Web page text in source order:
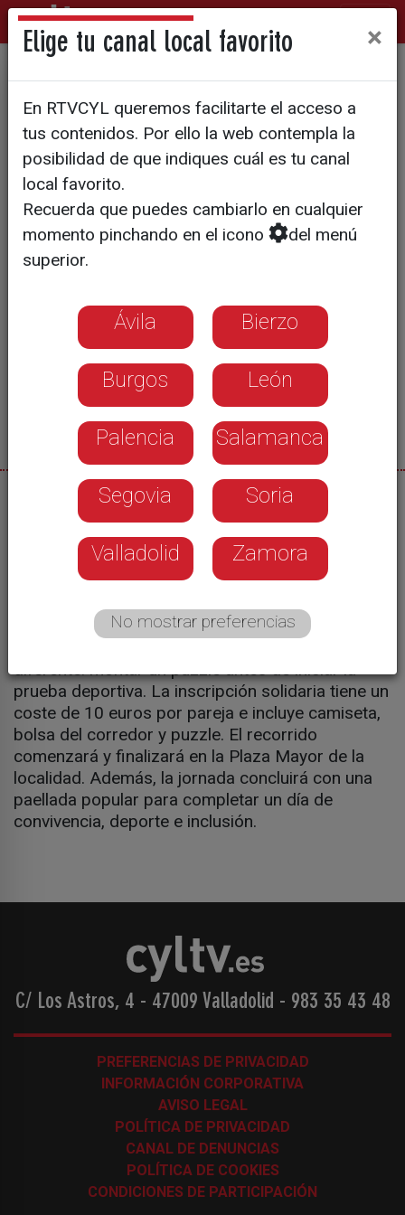
Arranca la cuenta atrás para
el Puzzle Cross en Paredes
de Nava
21/05/2026
Paredes de Nava volverá a convertirse en
escenario de una de sus actividades más
esperadas con una nueva edición del Puzzle
Cross, una iniciativa solidaria que busca reunir a
unas 300 personas. Los participantes deberán
diferente: montar un puzzle antes de iniciar la
prueba deportiva. La inscripción solidaria tiene un
coste de 10 euros por pareja e incluye camiseta,
bolsa del corredor y puzzle. El recorrido
comenzará y finalizará en la Plaza Mayor de la
localidad. Además, la jornada concluirá con una
paellada popular para completar un día de
convivencia, deporte e inclusión.
C/ Los Astros, 4 - 47009 Valladolid - 983 35 43 48
PREFERENCIAS DE PRIVACIDAD
INFORMACIÓN CORPORATIVA
AVISO LEGAL
POLÍTICA DE PRIVACIDAD
CANAL DE DENUNCIAS
POLÍTICA DE COOKIES
CONDICIONES DE PARTICIPACIÓN
Elige tu canal local favorito ×
En RTVCYL queremos facilitarte el acceso a
tus contenidos. Por ello la web contempla la
posibilidad de que indiques cuál es tu canal
local favorito.
Recuerda que puedes cambiarlo en cualquier
momento pinchando en el icono
del menú
superior.
Ávila Bierzo
Burgos León
Palencia Salamanca
Segovia Soria
Valladolid Zamora
No mostrar preferencias